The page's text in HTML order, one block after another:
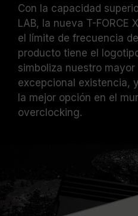
Con la capacidad
LAB, la nueva T-FORCE
el límite de frecuencia
producto tiene el
simboliza nuestro
excepcional existencia,
la mejor opción en el
overclocking.